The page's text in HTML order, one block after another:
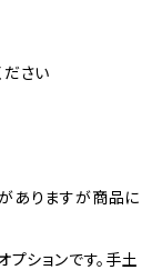
さい
ありますが商品に
ションです。手土